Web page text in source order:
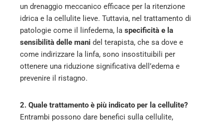
un drenaggio meccanico efficace per la ritenzione
idrica e la cellulite lieve. Tuttavia, nel trattamento di
patologie come il linfedema, la specificità e la
sensibilità delle mani del terapista, che sa dove e
come indirizzare la linfa, sono insostituibili per
ottenere una riduzione significativa dell’edema e
prevenire il ristagno.
2. Quale trattamento è più indicato per la cellulite?
Entrambi possono dare benefici sulla cellulite,